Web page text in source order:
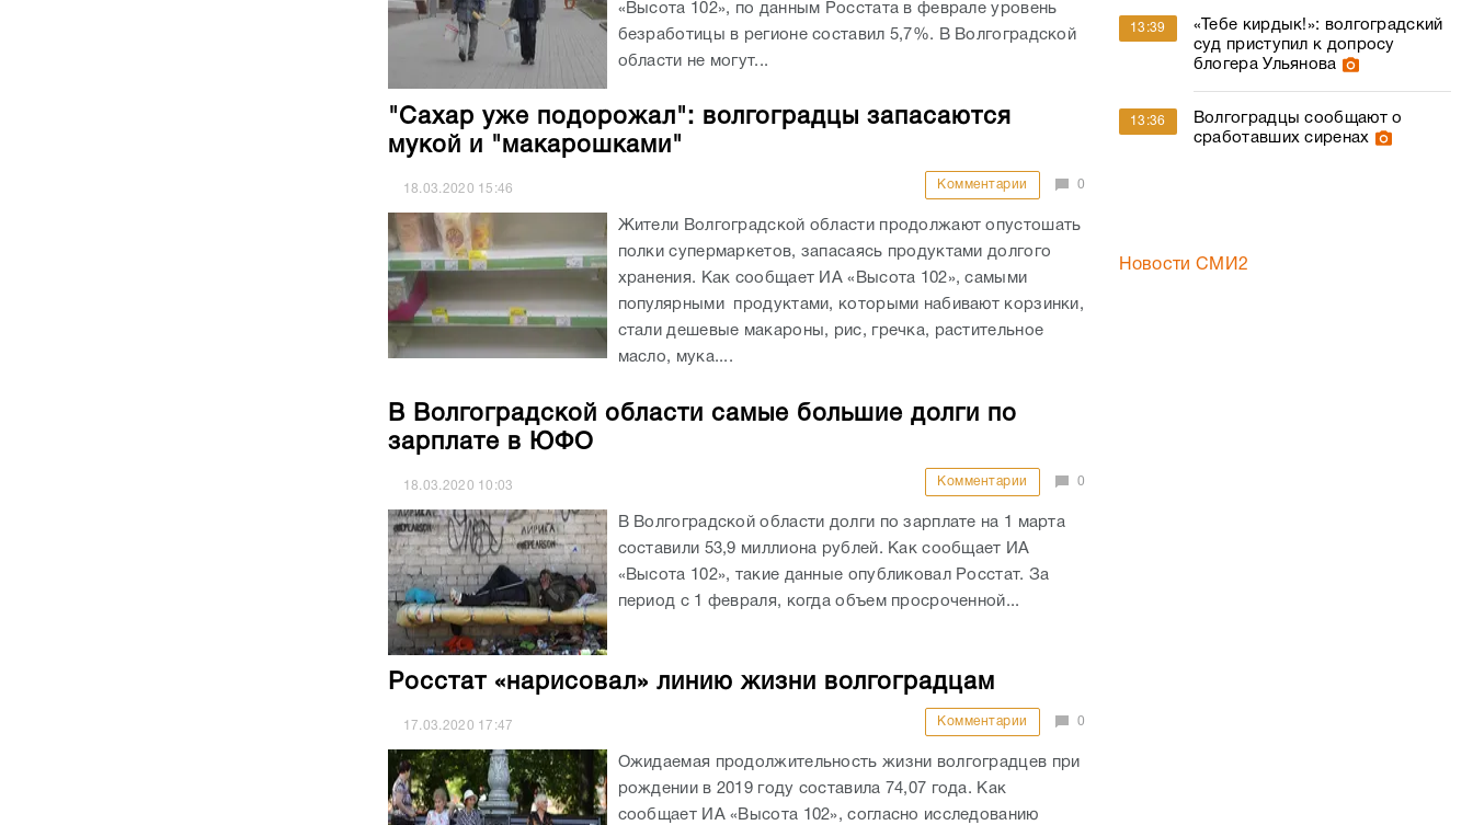
«Высота 102», по данным Росстата в феврале уровень
безработицы в регионе составил 5,7%. В Волгоградской
области не могут...
"Сахар уже подорожал": волгоградцы запасаются
мукой и "макарошками"
18.03.2020 15:46 Комментарии 0
Жители Волгоградской области продолжают опустошать
полки супермаркетов, запасаясь продуктами долгого
хранения. Как сообщает ИА «Высота 102», самыми
популярными продуктами, которыми набивают корзинки,
стали дешевые макароны, рис, гречка, растительное
масло, мука....
В Волгоградской области самые большие долги по
зарплате в ЮФО
18.03.2020 10:03 Комментарии 0
В Волгоградской области долги по зарплате на 1 марта
составили 53,9 миллиона рублей. Как сообщает ИА
«Высота 102», такие данные опубликовал Росстат. За
период с 1 февраля, когда объем просроченной...
Росстат «нарисовал» линию жизни волгоградцам
17.03.2020 17:47 Комментарии 0
Ожидаемая продолжительность жизни волгоградцев при
рождении в 2019 году составила 74,07 года. Как
сообщает ИА «Высота 102», согласно исследованию
13:39
«Тебе кирдык!»: волгоградский
суд приступил к допросу
блогера Ульянова
13:36
Волгоградцы сообщают о
сработавших сиренах
Новости СМИ2